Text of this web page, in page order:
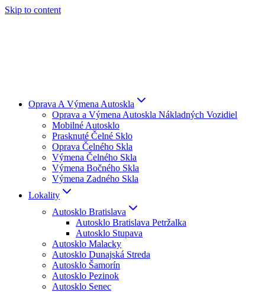
Skip to content
Oprava A Výmena Autoskla
Oprava a Výmena Autoskla Nákladných Vozidiel
Mobilné Autosklo
Prasknuté Čelné Sklo
Oprava Čelného Skla
Výmena Čelného Skla
Výmena Bočného Skla
Výmena Zadného Skla
Lokality
Autosklo Bratislava
Autosklo Bratislava Petržalka
Autosklo Stupava
Autosklo Malacky
Autosklo Dunajská Streda
Autosklo Šamorín
Autosklo Pezinok
Autosklo Senec